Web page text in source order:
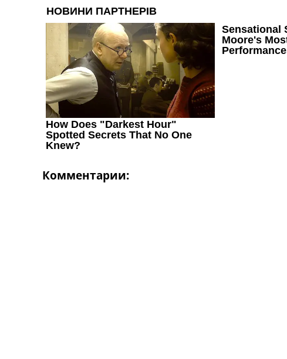
Чемпіонат Світу
Україна. Прем’єр-Ліга
Україна. Перша Ліга
Ліга Чемпіонів
Англія. Прем’єр-Ліга
Іспанія. Ла Ліга
Ще Турніри >>>
Таблиці
Чемпіонат Світу. Турнирні таблиці
Таблиця УПЛ
Перша Ліга
Таблиця Ліги Чемпіонів
Комментарии: